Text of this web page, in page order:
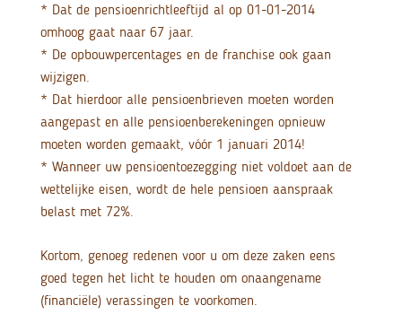
* Dat de pensioenrichtleeftijd al op 01-01-2014
omhoog gaat naar 67 jaar.
* De opbouwpercentages en de franchise ook gaan
wijzigen.
* Dat hierdoor alle pensioenbrieven moeten worden
aangepast en alle pensioenberekeningen opnieuw
moeten worden gemaakt, vóór 1 januari 2014!
* Wanneer uw pensioentoezegging niet voldoet aan de
wettelijke eisen, wordt de hele pensioen aanspraak
belast met 72%.
Kortom, genoeg redenen voor u om deze zaken eens
goed tegen het licht te houden om onaangename
(financiële) verassingen te voorkomen.